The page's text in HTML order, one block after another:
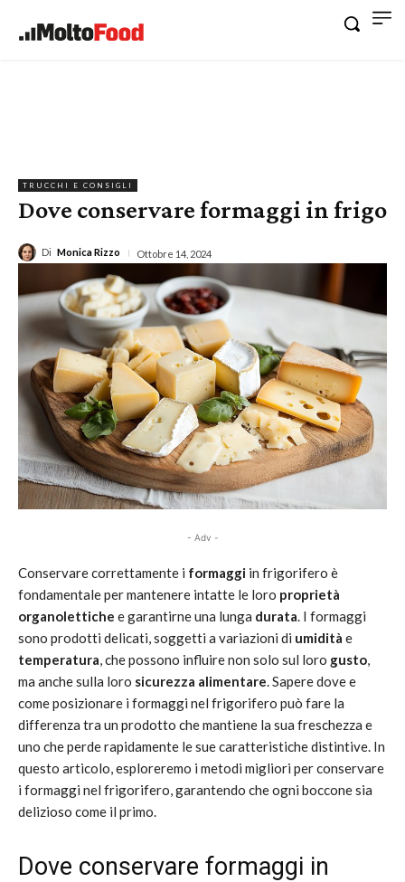
TRUCCHI E CONSIGLI
Dove conservare formaggi in frigo
Di Monica Rizzo Ottobre 14, 2024
- Adv -
Conservare correttamente i formaggi in frigorifero è
fondamentale per mantenere intatte le loro proprietà
organolettiche e garantirne una lunga durata. I formaggi
sono prodotti delicati, soggetti a variazioni di umidità e
temperatura, che possono influire non solo sul loro gusto,
ma anche sulla loro sicurezza alimentare. Sapere dove e
come posizionare i formaggi nel frigorifero può fare la
differenza tra un prodotto che mantiene la sua freschezza e
uno che perde rapidamente le sue caratteristiche distintive. In
questo articolo, esploreremo i metodi migliori per conservare
i formaggi nel frigorifero, garantendo che ogni boccone sia
delizioso come il primo.
Dove conservare formaggi in